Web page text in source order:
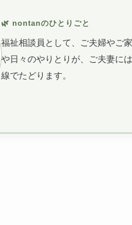
🌿 nontanのひとりごと
福祉相談員として、ご夫婦やご
や日々のやりとりが、ご夫妻に
線でたどります。